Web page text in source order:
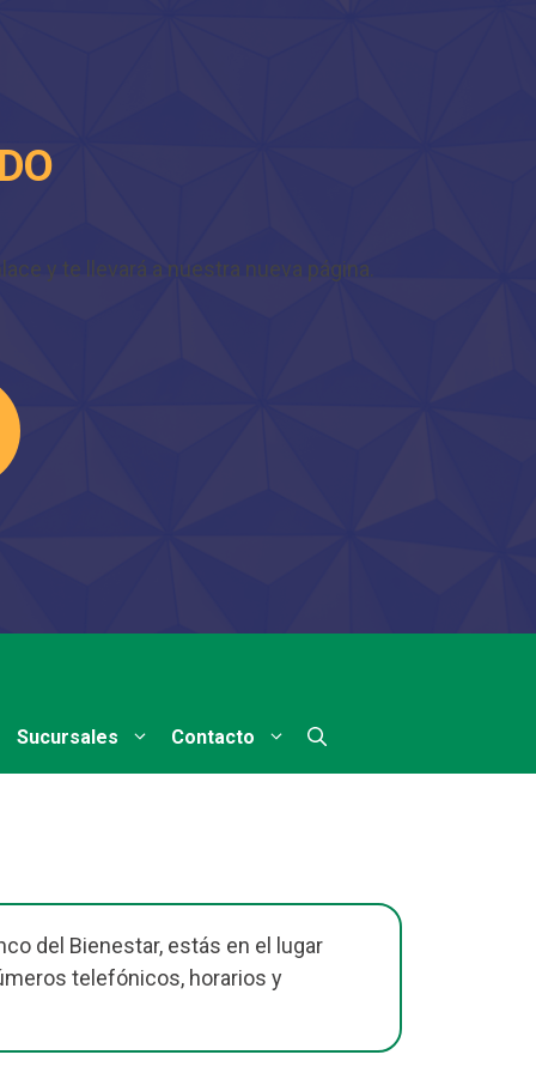
y te llevará a nuestra nueva página.
Sucursales Contacto
del Bienestar, estás en el lugar
telefónicos, horarios y